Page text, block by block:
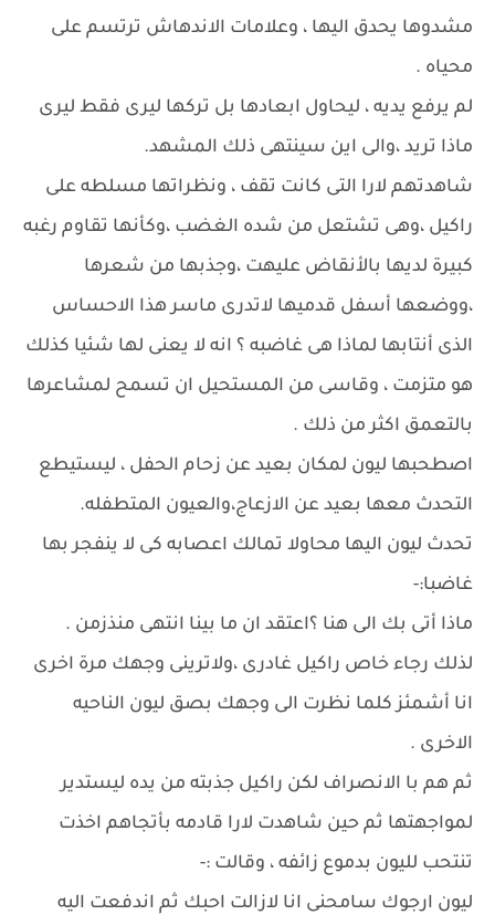
مشدوها يحدق اليها ، وعلامات الاندهاش ترتسم على
محياه .
لم يرفع يديه ، ليحاول ابعادها بل تركها ليرى فقط ليرى
ماذا تريد ،والى اين سينتهى ذلك المشهد.
شاهدتهم لارا التى كانت تقف ، ونظراتها مسلطه على
راكيل ،وهى تشتعل من شده الغضب ،وكأنها تقاوم رغبه
كبيرة لديها بالأنقاض عليهت ،وجذبها من شعرها
،ووضعها أسفل قدميها لاتدرى ماسر هذا الاحساس
الذى أنتابها لماذا هى غاضبه ؟ انه لا يعنى لها شئيا كذلك
هو متزمت ، وقاسى من المستحيل ان تسمح لمشاعرها
بالتعمق اكثر من ذلك .
اصطحبها ليون لمكان بعيد عن زحام الحفل ، ليستيطع
التحدث معها بعيد عن الازعاج،والعيون المتطفله.
تحدث ليون اليها محاولا تمالك اعصابه كى لا ينفجر بها
غاضبا:-
ماذا أتى بك الى هنا ؟اعتقد ان ما بينا انتهى منذزمن .
لذلك رجاء خاص راكيل غادرى ،ولاترينى وجهك مرة اخرى
انا أشمئز كلما نظرت الى وجهك بصق ليون الناحيه
الاخرى .
ثم هم با الانصراف لكن راكيل جذبته من يده ليستدير
لمواجهتها ثم حين شاهدت لارا قادمه بأتجاهم اخذت
تنتحب لليون بدموع زائفه ، وقالت :-
ليون ارجوك سامحنى انا لازالت احبك ثم اندفعت اليه